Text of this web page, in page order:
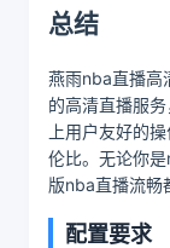
总结
燕雨nba直播高
的高清直播服
上用户友好的
伦比。无论你
版nba直播流畅
配置要求